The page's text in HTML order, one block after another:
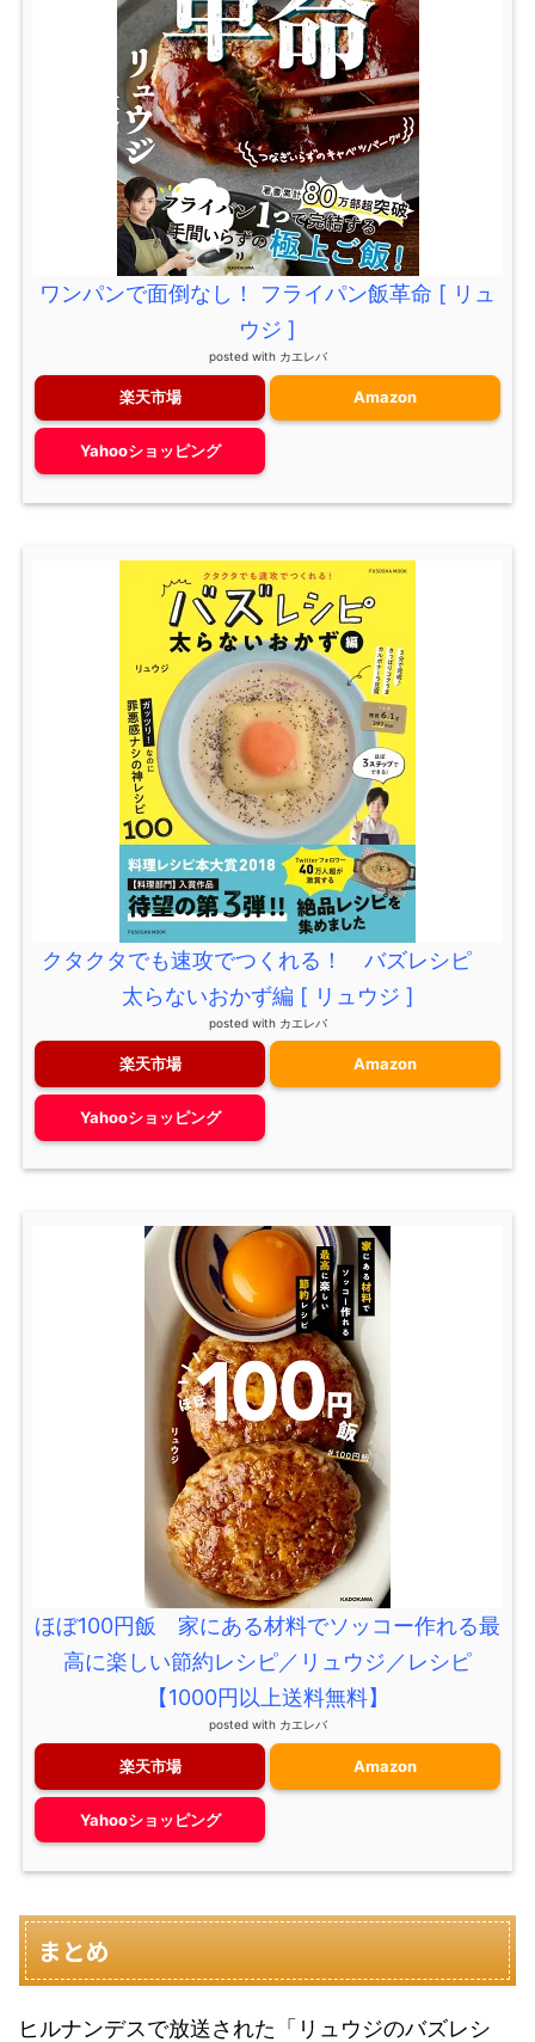
ワンパンで面倒なし！ フライパン飯革命 [ リュ
ウジ ]
posted with カエレバ
楽天市場 Amazon
Yahooショッピング
クタクタでも速攻でつくれる！ バズレシピ
太らないおかず編 [ リュウジ ]
posted with カエレバ
楽天市場 Amazon
Yahooショッピング
ほぼ100円飯 家にある材料でソッコー作れる最
高に楽しい節約レシピ／リュウジ／レシピ
【1000円以上送料無料】
posted with カエレバ
楽天市場 Amazon
Yahooショッピング
まとめ
ヒルナンデスで放送された「リュウジのバズレシ